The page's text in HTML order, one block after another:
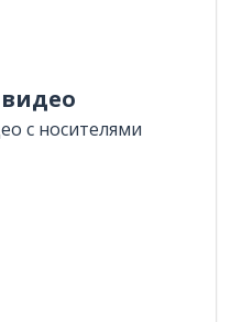
с носителями